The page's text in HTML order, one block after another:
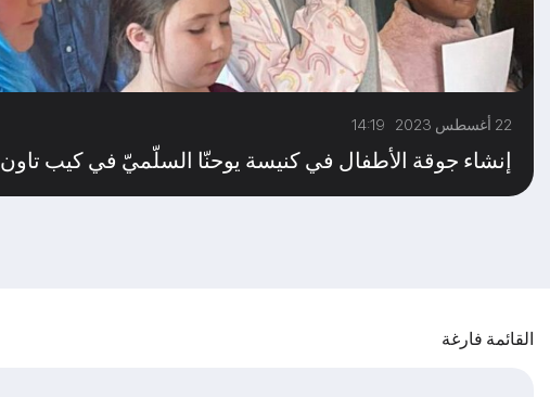
22 أغسطس 2023 14:19
إنشاء جوقة الأطفال في كنيسة يوحنّا السلّميّ في كيب تاون
القائمة فارغة